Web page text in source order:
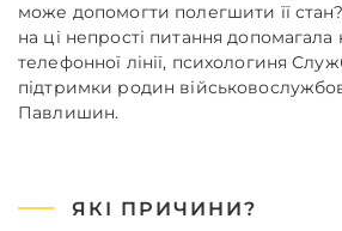
може допомогти полегшити її стан?
на ці непрості питання допомагала
телефонної лінії, психологиня
підтримки родин
Павлишин.
ЯКІ ПРИЧИНИ?